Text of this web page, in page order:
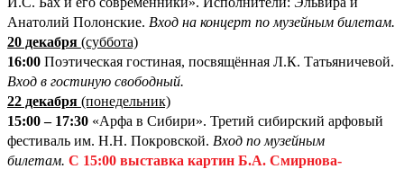
Анатолий Полонские. Вход на концерт по музейным билетам.
20 декабря (суббота)
16:00 Поэтическая гостиная, посвящённая Л.К. Татьяничевой.
Вход в гостиную свободный.
22 декабря (понедельник)
15:00 – 17:30 «Арфа в Сибири». Третий сибирский арфовый
фестиваль им. Н.Н. Покровской. Вход по музейным
билетам. С 15:00 выставка картин Б.А. Смирнова-